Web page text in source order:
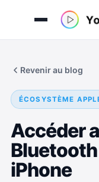
Revenir au blog
ÉCOSYSTÈME
Accéder
iPhone